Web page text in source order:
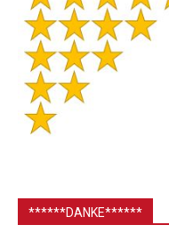
******DANKE******